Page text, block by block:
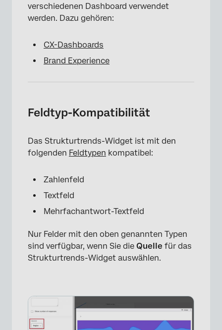
verschiedenen Dashboard verwendet
werden. Dazu gehören:
CX-Dashboards
Brand Experience
Feldtyp-Kompatibilität
Das Strukturtrends-Widget ist mit den
folgenden Feldtypen kompatibel:
Zahlenfeld
Textfeld
Mehrfachantwort-Textfeld
Nur Felder mit den oben genannten Typen
sind verfügbar, wenn Sie die Quelle für das
Strukturtrends-Widget auswählen.